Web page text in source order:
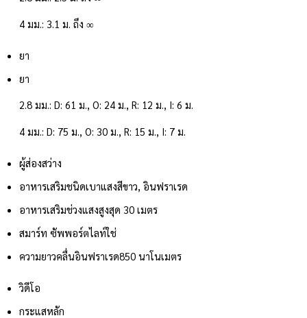
4 มม.: 3.1 ม. ถึง ∞
ยา
ยา
2.8 มม.: D: 61 ม., O: 24 ม., R: 12 ม., I: 6 ม.
4 มม.: D: 75 ม., O: 30 ม., R: 15 ม., I: 7 ม.
ผู้ส่องสว่าง
อาหารเสริมชนิดเบาแสงสีขาว, อินฟราเรด
อาหารเสริมช่วงแสงสูงสุด 30 เมตร
สมาร์ท ซัพพอร์ตไลท์ใช่
ความยาวคลื่นอินฟราเรด850 นาโนเมตร
วิดีโอ
กระแสหลัก